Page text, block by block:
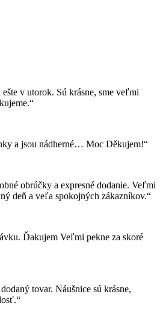
v utorok. Sú krásne, sme veľmi
a jsou nádherné… Moc Děkujem!“
obrúčky a expresné dodanie. Veľmi
deň a veľa spokojných zákazníkov.“
Ďakujem Veľmi pekne za skoré
tovar. Náušnice sú krásne,